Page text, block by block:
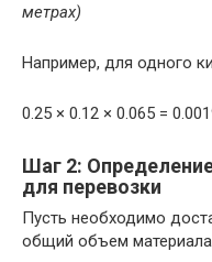
метрах)
Например, для одного
0.25 × 0.12 × 0.065 =
Шаг 2:
для перевозки
Пусть необходимо
общий объем